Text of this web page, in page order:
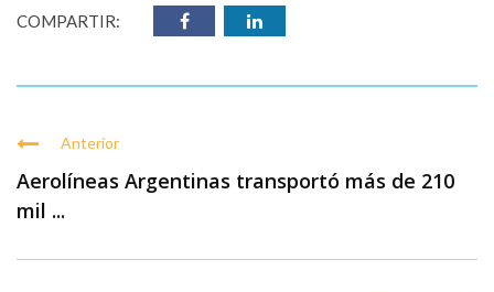
COMPARTIR:
Anterior
Aerolíneas Argentinas transportó más de 210
mil ...